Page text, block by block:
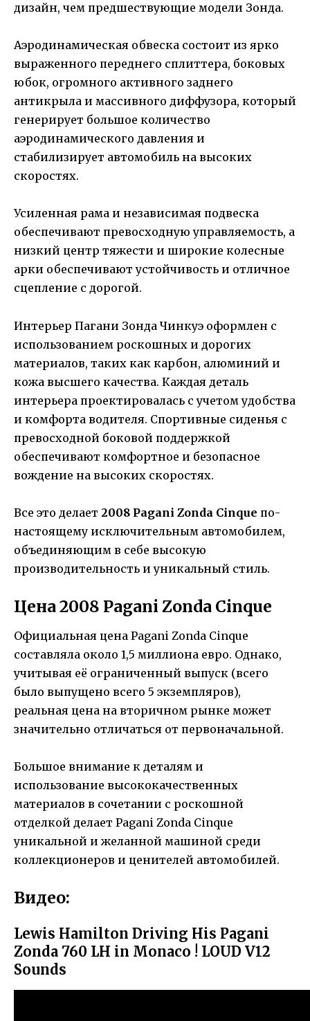
дизайн, чем предшествующие модели Зонда.
Аэродинамическая обвеска состоит из ярко
выраженного переднего сплиттера, боковых
юбок, огромного активного заднего
антикрыла и массивного диффузора, который
генерирует большое количество
аэродинамического давления и
стабилизирует автомобиль на высоких
скоростях.
Усиленная рама и независимая подвеска
обеспечивают превосходную управляемость, а
низкий центр тяжести и широкие колесные
арки обеспечивают устойчивость и отличное
сцепление с дорогой.
Интерьер Пагани Зонда Чинкуэ оформлен с
использованием роскошных и дорогих
материалов, таких как карбон, алюминий и
кожа высшего качества. Каждая деталь
интерьера проектировалась с учетом удобства
и комфорта водителя. Спортивные сиденья с
превосходной боковой поддержкой
обеспечивают комфортное и безопасное
вождение на высоких скоростях.
Все это делает 2008 Pagani Zonda Cinque по-
настоящему исключительным автомобилем,
объединяющим в себе высокую
производительность и уникальный стиль.
Цена 2008 Pagani Zonda Cinque
Официальная цена Pagani Zonda Cinque
составляла около 1,5 миллиона евро. Однако,
учитывая её ограниченный выпуск (всего
было выпущено всего 5 экземпляров),
реальная цена на вторичном рынке может
значительно отличаться от первоначальной.
Большое внимание к деталям и
использование высококачественных
материалов в сочетании с роскошной
отделкой делает Pagani Zonda Cinque
уникальной и желанной машиной среди
коллекционеров и ценителей автомобилей.
Видео:
Lewis Hamilton Driving His Pagani
Zonda 760 LH in Monaco ! LOUD V12
Sounds